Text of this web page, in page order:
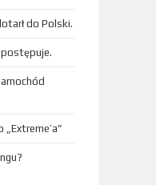
do Polski.
postępuje.